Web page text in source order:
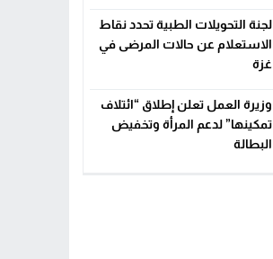
لجنة التحويلات الطبية تحدد نقاط
الاستعلام عن حالات المرضى في
غزة
وزيرة العمل تعلن إطلاق “ائتلاف
تمكينها” لدعم المرأة وتخفيض
البطالة